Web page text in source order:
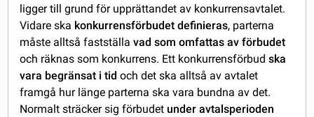
ligger till grund för upprättandet av konkurrensavtalet.
Vidare ska konkurrensförbudet definieras, parterna
måste alltså fastställa vad som omfattas av förbudet
och räknas som konkurrens. Ett konkurrensförbudska
vara begränsat i tid och det ska alltså av avtalet
framgå hur länge parterna ska vara bundna av det.
Normalt sträcker sig förbudet under avtalsperioden